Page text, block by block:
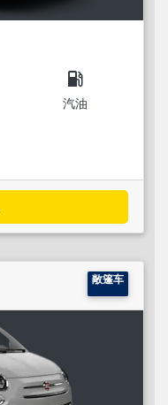
local_gas_station
汽油
敞篷车